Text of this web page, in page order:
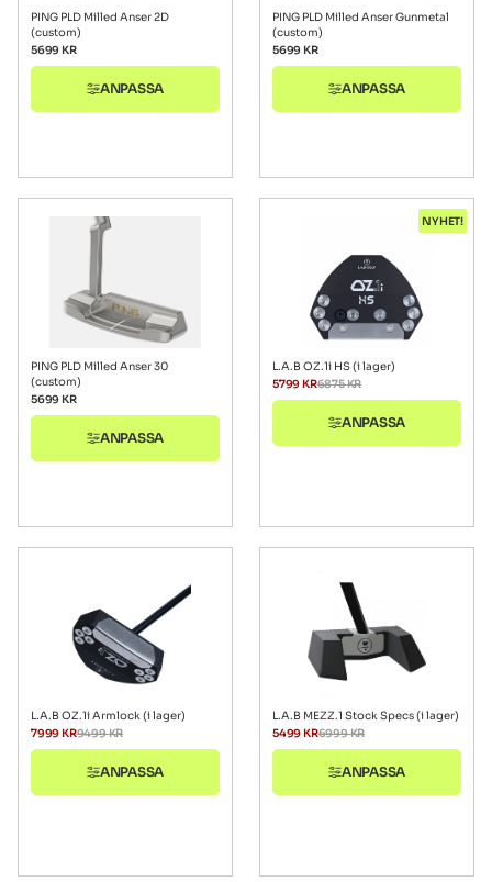
PING PLD Milled Anser 2D
(custom)
5699 KR
ANPASSA
PING PLD Milled Anser Gunmetal
(custom)
5699 KR
ANPASSA
PING PLD Milled Anser 30
(custom)
5699 KR
ANPASSA
NYHET!
L.A.B OZ.1i HS (i lager)
6875KR
5799 KR
ANPASSA
L.A.B OZ.1i Armlock (i lager)
9499KR
7999 KR
ANPASSA
L.A.B MEZZ.1 Stock Specs (i lager)
6999KR
5499 KR
ANPASSA